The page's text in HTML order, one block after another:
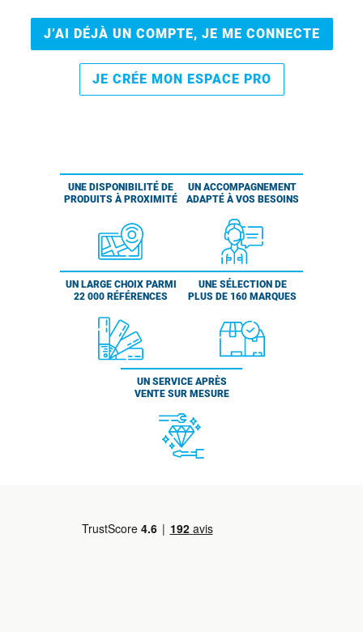
J’AI DÉJÀ UN COMPTE, JE ME CONNECTE
JE CRÉE MON ESPACE PRO
UNE DISPONIBILITÉ DE
PRODUITS À PROXIMITÉ
UN ACCOMPAGNEMENT
ADAPTÉ À VOS BESOINS
UN LARGE CHOIX PARMI
22 000 RÉFÉRENCES
UNE SÉLECTION DE
PLUS DE 160 MARQUES
UN SERVICE APRÈS
VENTE SUR MESURE